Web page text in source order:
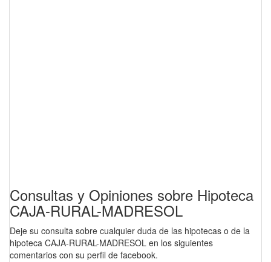
Consultas y Opiniones sobre Hipoteca
CAJA-RURAL-MADRESOL
Deje su consulta sobre cualquier duda de las hipotecas o de la
hipoteca CAJA-RURAL-MADRESOL en los siguientes
comentarios con su perfil de facebook.